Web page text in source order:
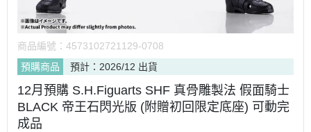
商品編號： 4573102721129-0708
預購商品
預計：2026/12 出貨
12月預購 S.H.Figuarts SHF 真骨雕製法 假面騎士
BLACK 帝王石閃光版 (附贈初回限定底座) 可動完
成品